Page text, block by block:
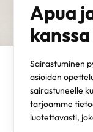
Apua
kanssa
Sairastuminen
asioiden
sairastuneelle
tarjoamme
luotettavasti,